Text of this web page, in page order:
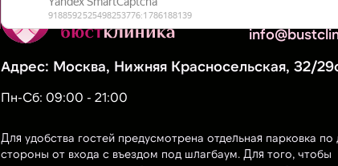
Москва, Нижняя Красносельская, 32/
Пн-Сб: 09:00 - 21:00
Для удобства гостей предусмотрена отдельная парковка по
стороны от входа с въездом под шлагбаум. Для того, чтобы